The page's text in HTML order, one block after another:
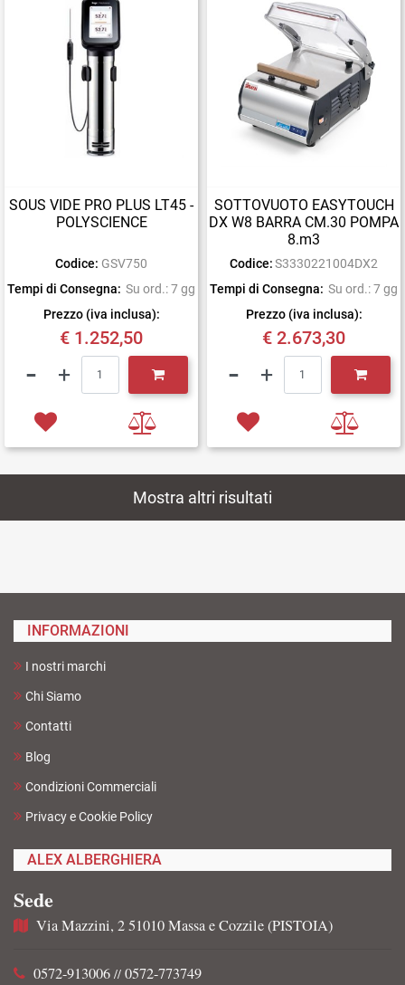
SOUS VIDE PRO PLUS LT45 -
POLYSCIENCE
Codice: GSV750
Tempi di Consegna: Su ord.: 7 gg
Prezzo (iva inclusa):
€ 1.252,50
SOTTOVUOTO EASYTOUCH
DX W8 BARRA CM.30 POMPA
8.m3
Codice: S3330221004DX2
Tempi di Consegna: Su ord.: 7 gg
Prezzo (iva inclusa):
€ 2.673,30
Mostra altri risultati
INFORMAZIONI
I nostri marchi
Chi Siamo
Contatti
Blog
Condizioni Commerciali
Privacy e Cookie Policy
ALEX ALBERGHIERA
Sede
Via Mazzini, 2 51010 Massa e Cozzile (PISTOIA)
0572-913006 // 0572-773749